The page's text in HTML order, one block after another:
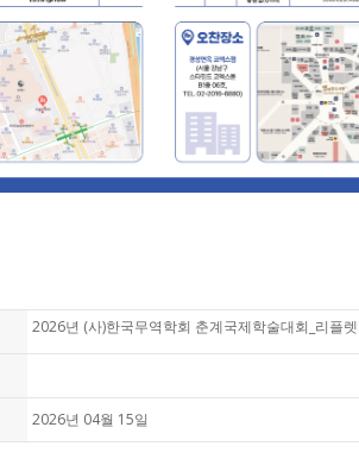
2026년 (사)한국무역학회 춘계국제학술대회_리플
2026년 04월 15일